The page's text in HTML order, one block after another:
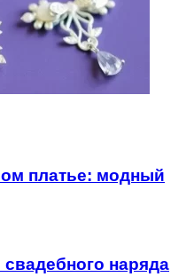
платье: модный
наряда